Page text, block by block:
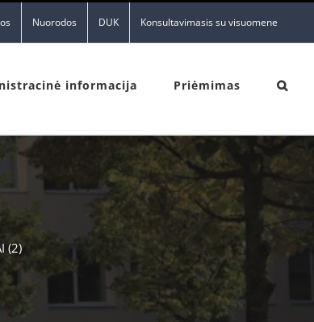
Nuorodos DUK Konsultavimasis su visuomene
informacija Priėmimas
(2)